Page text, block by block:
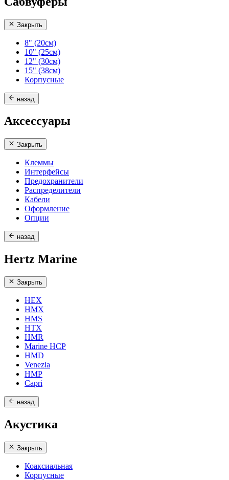
Закрыть
8" (20см)
10" (25см)
12" (30см)
15" (38см)
Корпусные
назад
Аксессуары
Закрыть
Клеммы
Интерфейсы
Предохранители
Распределители
Кабели
Оформление
Опции
назад
Hertz Marine
Закрыть
HEX
HMX
HMS
HTX
HMR
Marine HCP
HMD
Venezia
HMP
Capri
назад
Акустика
Закрыть
Коаксиальная
Корпусные